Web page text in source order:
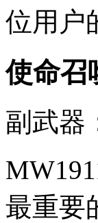
位用户
使命召
副武器
最重要